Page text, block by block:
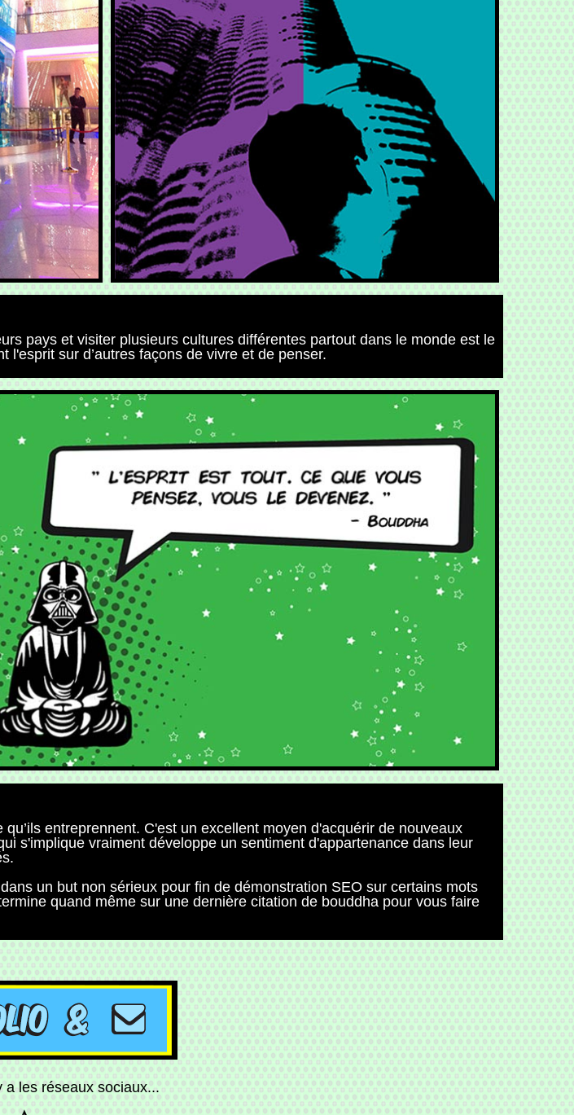
pays et visiter plusieurs cultures différentes partout dans le monde est le
sur d’autres façons de vivre et de penser.
entreprennent. C'est un excellent moyen d'acquérir de nouveaux
s'implique vraiment développe un sentiment d'appartenance dans leur
un but non sérieux pour fin de démonstration SEO sur certains mots
quand même sur une dernière citation de bouddha pour vous faire
a les réseaux sociaux...